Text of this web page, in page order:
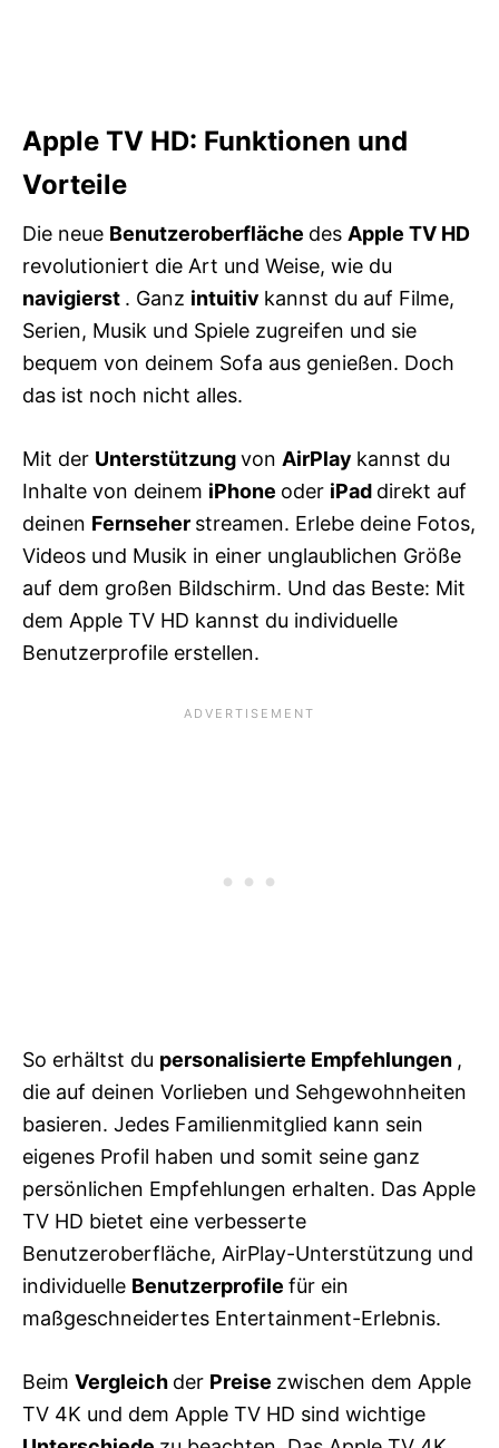
Apple TV HD: Funktionen und
Vorteile
Die neue Benutzeroberfläche des Apple TV HD
revolutioniert die Art und Weise, wie du
navigierst . Ganz intuitiv kannst du auf Filme,
Serien, Musik und Spiele zugreifen und sie
bequem von deinem Sofa aus genießen. Doch
das ist noch nicht alles.
Mit der Unterstützungvon AirPlay kannst du
Inhalte von deinem iPhone oder iPad direkt auf
deinen Fernseher streamen. Erlebe deine Fotos,
Videos und Musik in einer unglaublichen Größe
auf dem großen Bildschirm. Und das Beste: Mit
dem Apple TV HD kannst du individuelle
Benutzerprofile erstellen.
So erhältst du personalisierte Empfehlungen ,
die auf deinen Vorlieben und Sehgewohnheiten
basieren. Jedes Familienmitglied kann sein
eigenes Profil haben und somit seine ganz
persönlichen Empfehlungen erhalten. Das Apple
TV HD bietet eine verbesserte
Benutzeroberfläche, AirPlay-Unterstützung und
individuelle Benutzerprofile für ein
maßgeschneidertes Entertainment-Erlebnis.
Beim Vergleich der Preise zwischen dem Apple
TV 4K und dem Apple TV HD sind wichtige